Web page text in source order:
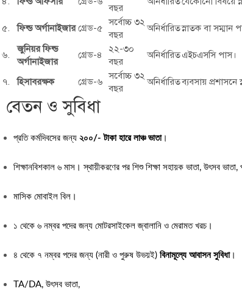
বছর
৫.
ফিল্ড অর্গানাইজার গ্রেড-৫
সর্বোচ্চ ৩২
বছর
অনির্ধারিতস্নাতক বা সম্মান
৬.
জুনিয়র ফিল্ড
অর্গানাইজার
গ্রেড-৪
২২-৩০
বছর
অনির্ধারিতএইচএসসি পাস।
৭.
হিসাবরক্ষক গ্রেড-৬
সর্বোচ্চ ৩২
বছর
অনির্ধারিতব্যবসায় প্রশাসনে
বেতন ও সুবিধা
প্রতি কর্মদিবসের জন্য ২০০/- টাকা হারে লাঞ্চ ভাতা।
শিক্ষানবিশকাল ৬ মাস। স্থায়ীকরণের পর শিশু শিক্ষা সহায়ক ভাতা, উৎসব ভাতা,
মাসিক মোবাইল বিল।
১ থেকে ৬ নম্বর পদের জন্য মোটরসাইকেল জ্বালানি ও মেরামত খরচ।
৪ থেকে ৭ নম্বর পদের জন্য (নারী ও পুরুষ উভয়ই) বিনামূল্যে আবাসন সুবিধা।
TA/DA, উৎসব ভাতা,